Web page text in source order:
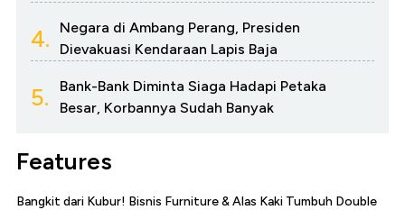
4.
Negara di Ambang Perang, Presiden
Dievakuasi Kendaraan Lapis Baja
5.
Bank-Bank Diminta Siaga Hadapi Petaka
Besar, Korbannya Sudah Banyak
Features
Bangkit dari Kubur! Bisnis Furniture & Alas Kaki Tumbuh Double